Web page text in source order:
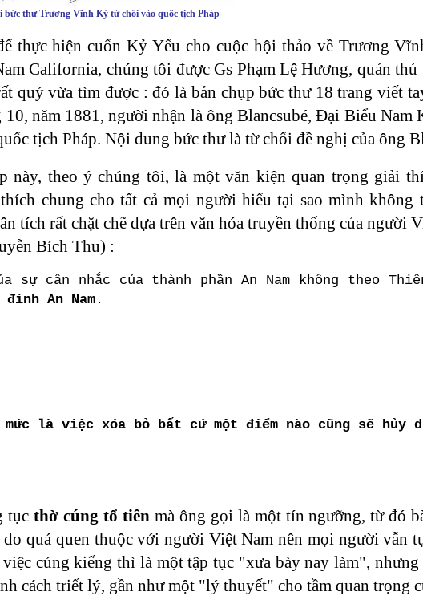
bức thư Trương Vĩnh Ký từ chối vào quốc tịch Pháp
thực hiện cuốn Kỷ Yếu cho cuộc hội thảo về Trương
California, chúng tôi được Gs Phạm Lệ Hương, quản
quý vừa tìm được : đó là bản chụp bức thư 18 trang viết
năm 1881, người nhận là ông Blancsubé, Đại Biểu Nam
tịch Pháp. Nội dung bức thư là từ chối đề nghị của ông
này, theo ý chúng tôi, là một văn kiện quan trọng giải
chung cho tất cả mọi người hiểu tại sao mình không
tích rất chặt chẽ dựa trên văn hóa truyền thống của người
Bích Thu) :
cân nhắc của thành phần An Nam không theo
An Nam .
là việc xóa bỏ bất cứ một điểm nào cũng sẽ hủy
tụcthờ cúng tổ tiên mà ông gọi là một tín ngưỡng, từ đó
quá quen thuộc với người Việt Nam nên mọi người vẫn
cúng kiếng thì là một tập tục "xưa bày nay làm",
cách triết lý, gần như một "lý thuyết" cho tầm quan trọng